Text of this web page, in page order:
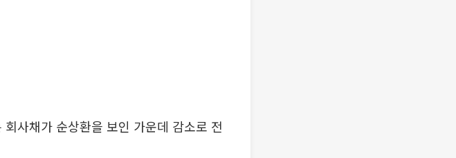
사채가 순상환을 보인 가운데 감소로 전